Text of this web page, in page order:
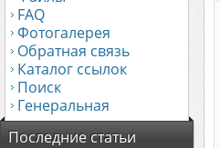
FAQ
Фотогалерея
Обратная связь
Каталог ссылок
Поиск
Генеральная
Последние статьи